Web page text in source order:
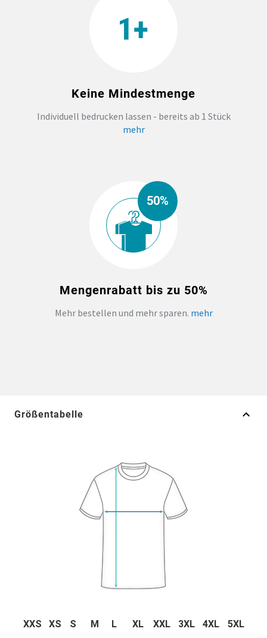
Keine Mindestmenge
Individuell bedrucken lassen - bereits ab 1 Stück
mehr
50%
Mengenrabatt bis zu 50%
Mehr bestellen und mehr sparen. mehr
Größentabelle
XXS XS S M L XL XXL 3XL 4XL 5XL